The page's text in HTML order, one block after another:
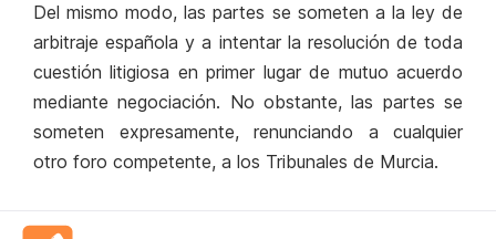
Del mismo modo, las partes se someten a la ley de
arbitraje española y a intentar la resolución de toda
cuestión litigiosa en primer lugar de mutuo acuerdo
mediante negociación. No obstante, las partes se
someten expresamente, renunciando a cualquier
otro foro competente, a los Tribunales de Murcia.